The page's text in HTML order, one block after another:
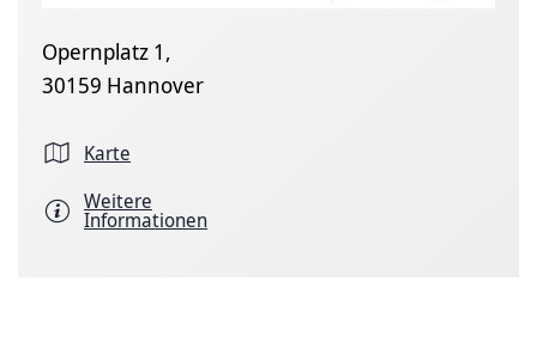
Opernplatz 1,
30159 Hannover
Karte
Weitere
Informationen